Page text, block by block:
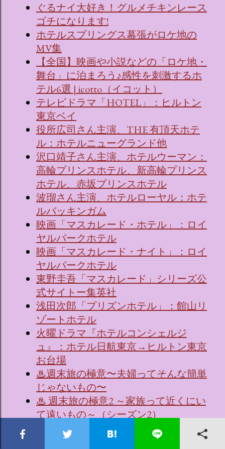
ぐるナイ大好き！グルメチキンレース
ゴチになります!
ホテルスプリングス幕張がロケ地の
MV集
【全国】映画や小説などの「ロケ地・
舞台」に泊まろう♪感性を刺激するホ
テル6選 | icotto（イコット）
テレビドラマ「HOTEL」：ヒルトン
東京ベイ
役所広司さん主演、THE 有頂天ホテ
ル：ホテルニューグランド他
沢口靖子さん主演、ホテルウーマン：
高輪プリンスホテル、新高輪プリンス
ホテル、赤坂プリンスホテル
波瑠さん主演、ホテルローヤル：ホテ
ルバッキンガム
映画「マスカレード・ホテル」：ロイ
ヤルパークホテル
映画「マスカレード・ナイト」：ロイ
ヤルパークホテル
東野圭吾「マスカレード」シリーズ公
式サイトー集英社
浅田次郎「プリズンホテル」：館山リ
ゾートホテル
火曜ドラマ『ホテルコンシェルジ
ュ』：ホテル日航東京→ヒルトン東京
お台場
♨週末旅の極意〜夫婦ってそんな簡単
じゃないもの〜
♨ 週末旅の極意2 ～家族って近くにい
て遠いもの～（シーズン2）